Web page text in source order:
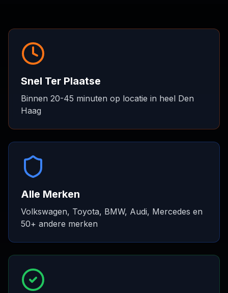
Snel Ter Plaatse
Binnen 20-45 minuten op locatie in heel Den
Haag
Alle Merken
Volkswagen, Toyota, BMW, Audi, Mercedes en
50+ andere merken